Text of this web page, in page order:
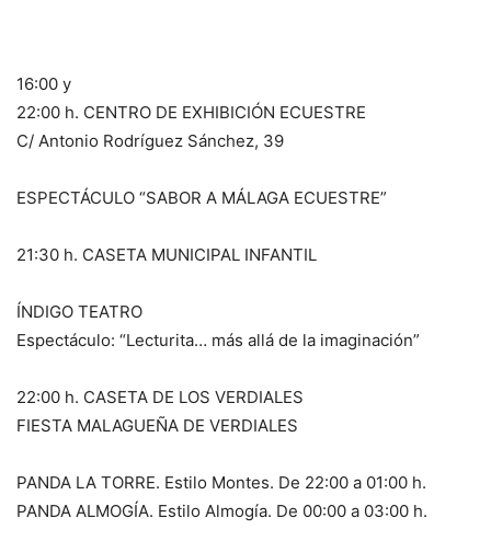
16:00 y
22:00 h. CENTRO DE EXHIBICIÓN ECUESTRE
C/ Antonio Rodríguez Sánchez, 39
ESPECTÁCULO “SABOR A MÁLAGA ECUESTRE”
21:30 h. CASETA MUNICIPAL INFANTIL
ÍNDIGO TEATRO
Espectáculo: “Lecturita… más allá de la imaginación”
22:00 h. CASETA DE LOS VERDIALES
FIESTA MALAGUEÑA DE VERDIALES
PANDA LA TORRE. Estilo Montes. De 22:00 a 01:00 h.
PANDA ALMOGÍA. Estilo Almogía. De 00:00 a 03:00 h.